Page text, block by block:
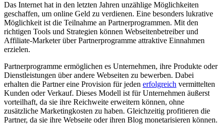
Das Internet hat in den letzten ⁣Jahren unzählige Möglichkeiten
geschaffen, um ⁢online Geld zu ‌verdienen. Eine besonders⁤ lukrative
Möglichkeit ist die Teilnahme ​an Partnerprogrammen. Mit den
richtigen Tools und⁣ Strategien können Webseitenbetreiber und
Affiliate-Marketer über Partnerprogramme attraktive‌ Einnahmen
erzielen.
Partnerprogramme ermöglichen es Unternehmen, ihre Produkte oder
Dienstleistungen⁣ über andere Webseiten zu ⁤bewerben. Dabei
erhalten die Partner eine⁢ Provision⁣ für ‍jeden erfolgreich vermittelten
Kunden oder Verkauf. Dieses Modell⁢ ist für ⁢Unternehmen⁣ äußerst​
vorteilhaft, da sie ⁢ihre Reichweite erweitern können,‍ ohne
zusätzliche Marketingkosten zu ⁤haben. Gleichzeitig profitieren ⁤die
Partner, da sie​ ihre ⁢Webseite oder ihren Blog monetarisieren​ können.